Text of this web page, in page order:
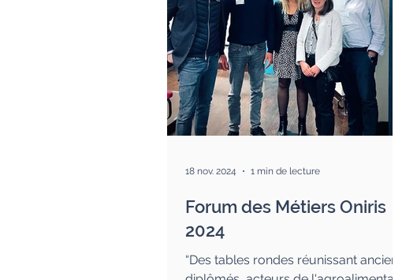
Forum des Métiers Oniris
2024
“Des tables rondes réunissant anciens
18 nov. 2024 1 min de lecture